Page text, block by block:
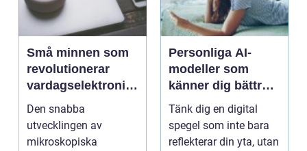
Små minnen som
revolutionerar
vardagselektronik
i hemmet
Den snabba
utvecklingen av
mikroskopiska
Personliga AI-
modeller som
känner dig bättre
än du själv
Tänk dig en digital
spegel som inte bara
reflekterar din yta, utan